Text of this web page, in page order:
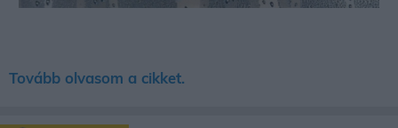
Tovább olvasom a cikket.